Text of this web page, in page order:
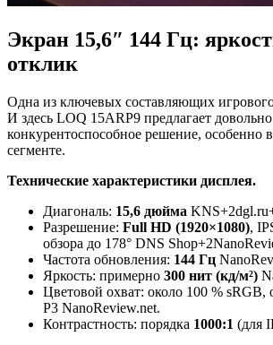
Экран 15,6″ 144 Гц:
отклик
Одна из ключевых составляющих
И здесь LOQ 15ARP9 предлагает довольно
конкурентоспособное решение, особенно
сегменте.
Технические характеристики дисплея.
Диагональ: 15,6 дюйма
Разрешение: Full HD (1920×1080),
обзора до 178° DNS
Частота обновления: 144 Гц
Яркость: примерно 300 нит (кд/м²)
Цветовой охват: около 100 % sRGB,
P3 NanoReview.net.
Контрастность: порядка 1000:1 (для